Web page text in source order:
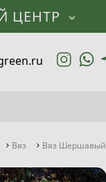
ЦЕНТР
Вяз Вяз Шершавый